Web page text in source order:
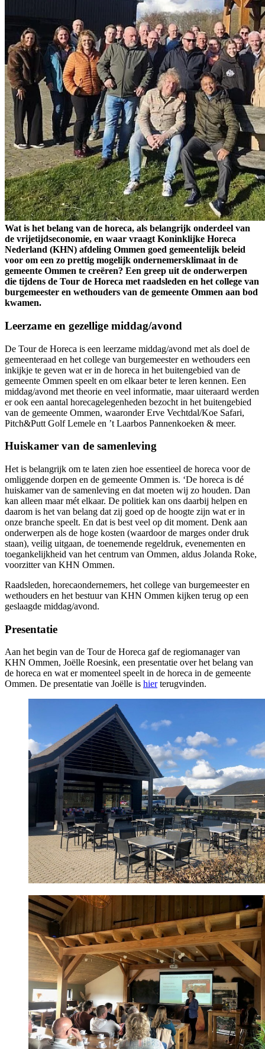
Wat is het belang van de horeca, als belangrijk onderdeel van
de vrijetijdseconomie, en waar vraagt Koninklijke Horeca
Nederland (KHN) afdeling Ommen goed gemeentelijk beleid
voor om een zo prettig mogelijk ondernemersklimaat in de
gemeente Ommen te creëren? Een greep uit de onderwerpen
die tijdens de Tour de Horeca met raadsleden en het college van
burgemeester en wethouders van de gemeente Ommen aan bod
kwamen.
Leerzame en gezellige middag/avond
De Tour de Horeca is een leerzame middag/avond met als doel de
gemeenteraad en het college van burgemeester en wethouders een
inkijkje te geven wat er in de horeca in het buitengebied van de
gemeente Ommen speelt en om elkaar beter te leren kennen. Een
middag/avond met theorie en veel informatie, maar uiteraard werden
er ook een aantal horecagelegenheden bezocht in het buitengebied
van de gemeente Ommen, waaronder Erve Vechtdal/Koe Safari,
Pitch&Putt Golf Lemele en ’t Laarbos Pannenkoeken & meer.
Huiskamer van de samenleving
Het is belangrijk om te laten zien hoe essentieel de horeca voor de
omliggende dorpen en de gemeente Ommen is. ‘De horeca is dé
huiskamer van de samenleving en dat moeten wij zo houden. Dan
kan alleen maar mét elkaar. De politiek kan ons daarbij helpen en
daarom is het van belang dat zij goed op de hoogte zijn wat er in
onze branche speelt. En dat is best veel op dit moment. Denk aan
onderwerpen als de hoge kosten (waardoor de marges onder druk
staan), veilig uitgaan, de toenemende regeldruk, evenementen en
toegankelijkheid van het centrum van Ommen, aldus Jolanda Roke,
voorzitter van KHN Ommen.
Raadsleden, horecaondernemers, het college van burgemeester en
wethouders en het bestuur van KHN Ommen kijken terug op een
geslaagde middag/avond.
Presentatie
Aan het begin van de Tour de Horeca gaf de regiomanager van
KHN Ommen, Joëlle Roesink, een presentatie over het belang van
de horeca en wat er momenteel speelt in de horeca in de gemeente
Ommen. De presentatie van Joëlle is hierterugvinden.